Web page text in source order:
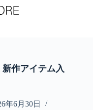
新作アイテム入
年6月30日